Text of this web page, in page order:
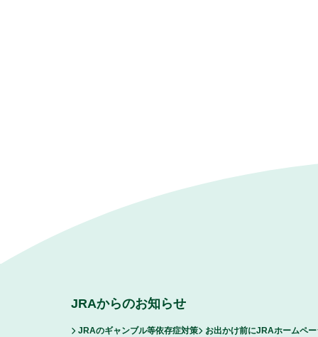
JRAからのお知らせ
JRAのギャンブル等依存症対策
お出かけ前にJRAホームペ